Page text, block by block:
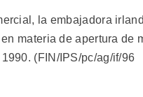
la embajadora
materia de apertura de
(FIN/IPS/pc/ag/if/96